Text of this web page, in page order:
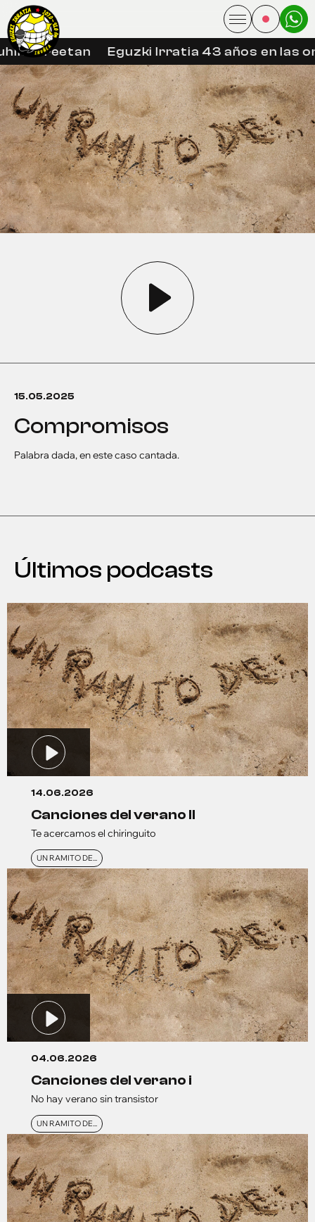
libreetan Eguzki Irratia 43 años en las
15.05.2025
compromisos
Palabra dada, en este caso cantada.
Últimos podcasts
14.06.2026
canciones del verano ll
Te acercamos el chiringuito
UN RAMITO DE...
04.06.2026
canciones del verano i
No hay verano sin transistor
UN RAMITO DE...